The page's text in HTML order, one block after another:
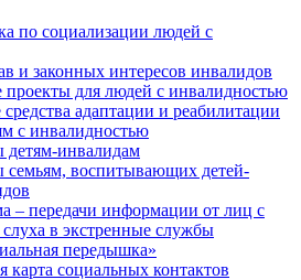
по социализации людей с
и законных интересов инвалидов
проекты для людей с инвалидностью
адаптации и реабилитации
с инвалидностью
детям-инвалидам
семьям, воспитывающих детей-
– передачи информации от лиц с
в экстренные службы
передышка»
карта социальных контактов